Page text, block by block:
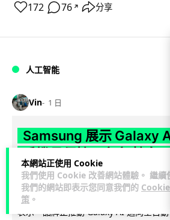
本網站正使用 Cookie
我們使用 Cookie 改善網站體驗。 繼續
我們的網站即表示您同意我們的
策 。
172 76 ↗ 分享
人工智能
Vin 1 日
Samsung 展示 Galaxy
手機毋須輸入文字 轉向
作
Samsung 電子 MX 部門顧客體驗辦公室
表示，品牌正推動 Galaxy AI 邁向全自